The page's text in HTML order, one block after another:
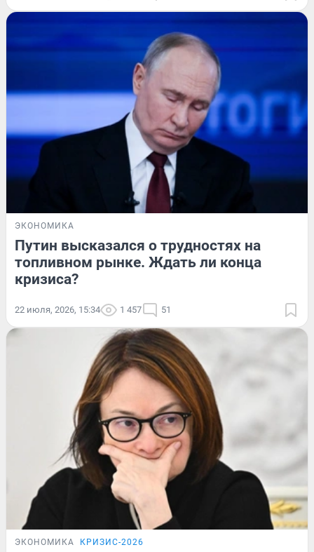
ЭКОНОМИКА
Путин высказался о трудностях на
топливном рынке. Ждать ли конца
кризиса?
22 июля, 2026, 15:34 1 457 51
ЭКОНОМИКА КРИЗИС-2026